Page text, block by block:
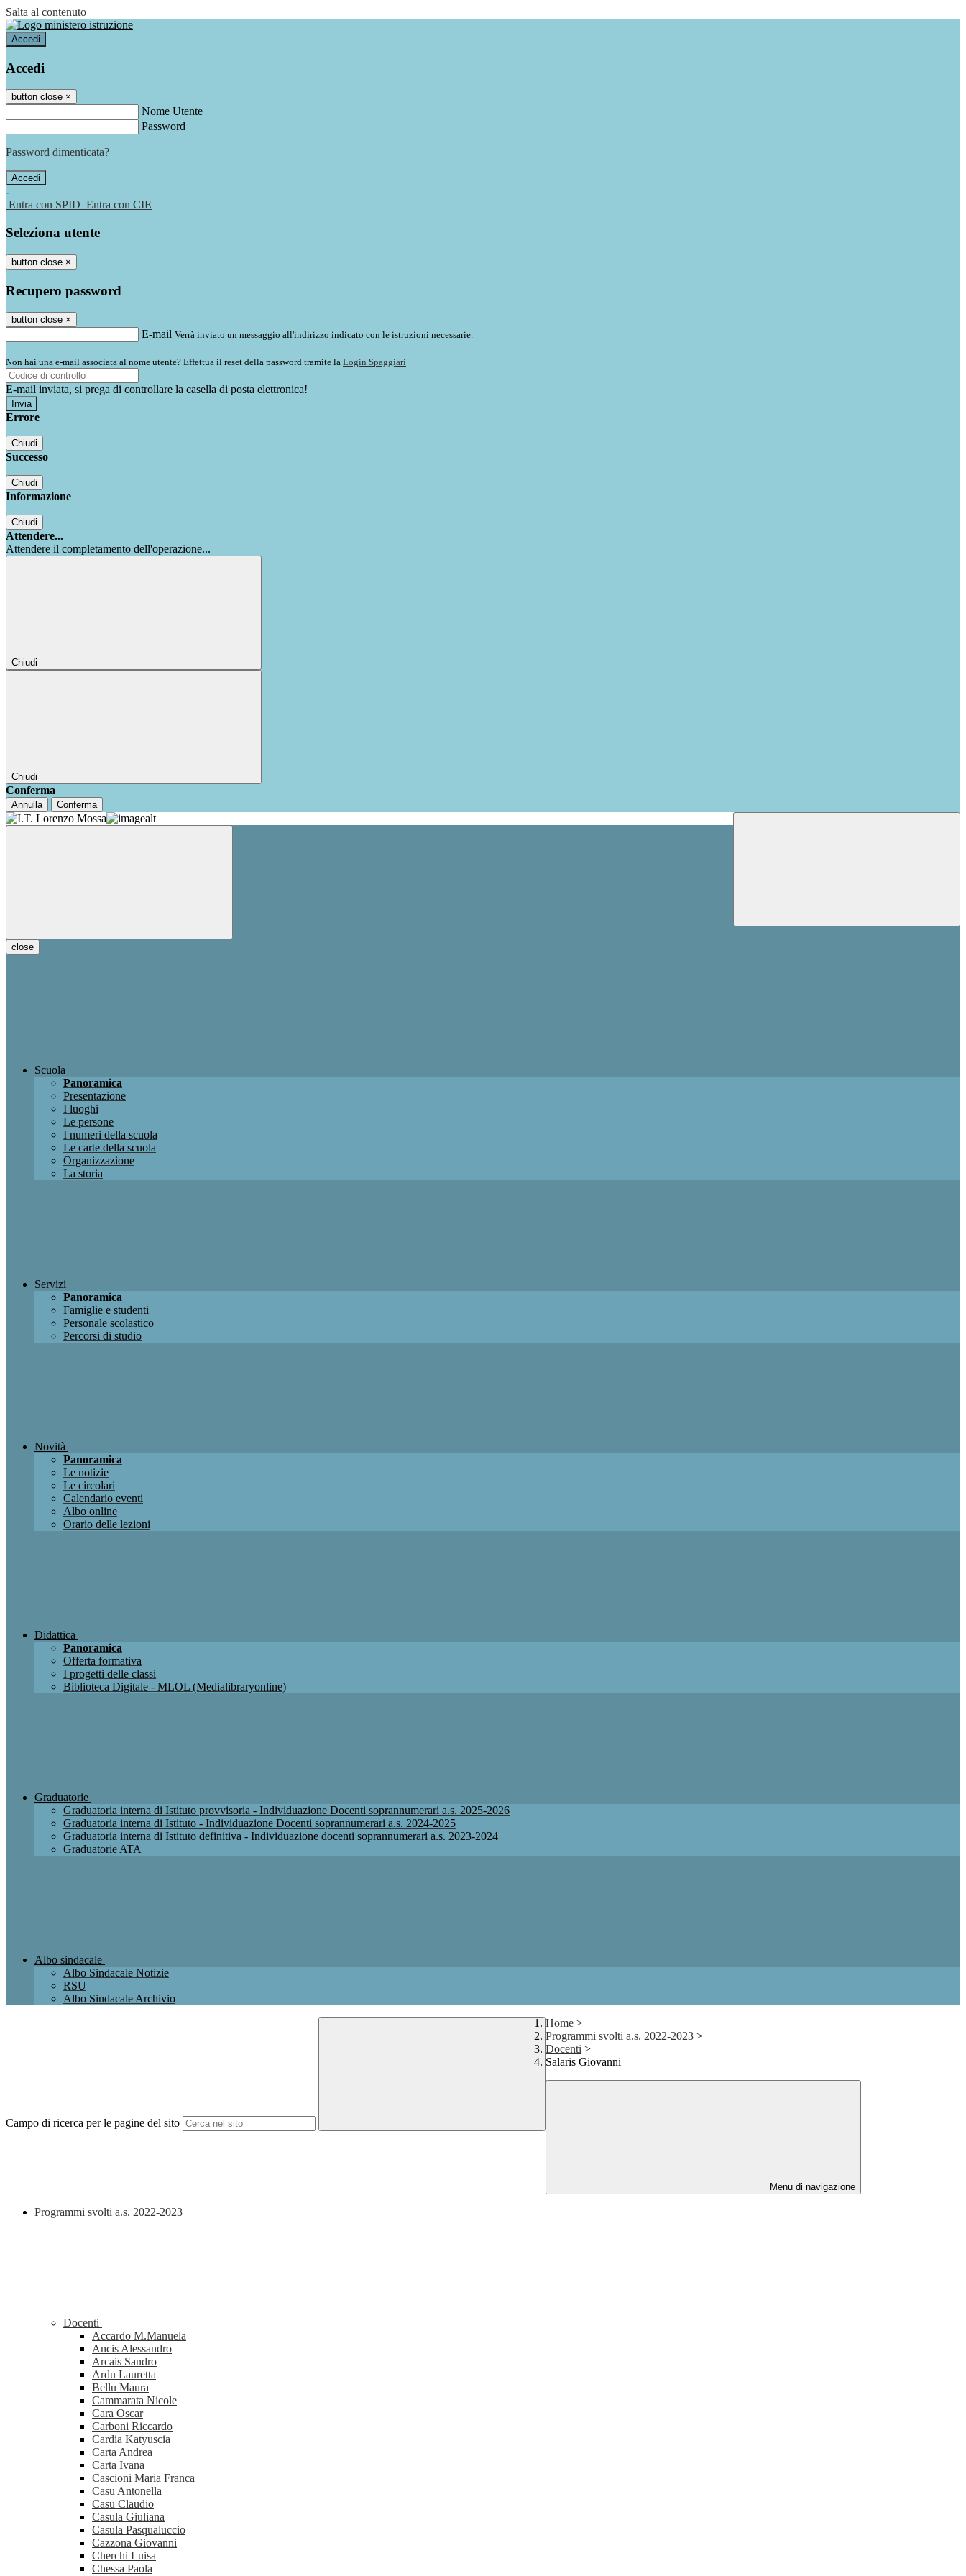
Salta al contenuto
Accedi
Accedi
button close ×
Nome Utente
Password
Password dimenticata?
-
Entra con SPID Entra con CIE
Seleziona utente
button close ×
Recupero password
button close ×
E-mail Verrà inviato un messaggio all'indirizzo indicato con le istruzioni necessarie.
Non hai una e-mail associata al nome utente? Effettua il reset della password tramite la Login Spaggiari
E-mail inviata, si prega di controllare la casella di posta elettronica!
Errore
Chiudi
Successo
Chiudi
Informazione
Chiudi
Attendere...
Attendere il completamento dell'operazione...
Chiudi
Chiudi
Conferma
Annulla Conferma
close
Scuola
Panoramica
Presentazione
I luoghi
Le persone
I numeri della scuola
Le carte della scuola
Organizzazione
La storia
Servizi
Panoramica
Famiglie e studenti
Personale scolastico
Percorsi di studio
Novità
Panoramica
Le notizie
Le circolari
Calendario eventi
Albo online
Orario delle lezioni
Didattica
Panoramica
Offerta formativa
I progetti delle classi
Biblioteca Digitale - MLOL (Medialibraryonline)
Graduatorie
Graduatoria interna di Istituto provvisoria - Individuazione Docenti soprannumerari a.s. 2025-2026
Graduatoria interna di Istituto - Individuazione Docenti soprannumerari a.s. 2024-2025
Graduatoria interna di Istituto definitiva - Individuazione docenti soprannumerari a.s. 2023-2024
Graduatorie ATA
Albo sindacale
Albo Sindacale Notizie
RSU
Albo Sindacale Archivio
Campo di ricerca per le pagine del sito
Home >
Programmi svolti a.s. 2022-2023 >
Docenti >
Salaris Giovanni
Menu di navigazione
Programmi svolti a.s. 2022-2023
Docenti
Accardo M.Manuela
Ancis Alessandro
Arcais Sandro
Ardu Lauretta
Bellu Maura
Cammarata Nicole
Cara Oscar
Carboni Riccardo
Cardia Katyuscia
Carta Andrea
Carta Ivana
Cascioni Maria Franca
Casu Antonella
Casu Claudio
Casula Giuliana
Casula Pasqualuccio
Cazzona Giovanni
Cherchi Luisa
Chessa Paola